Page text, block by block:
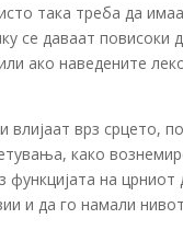
така треба да
се даваат
ако наведените
влијаат врз срцето,
како
функцијата на
и да го намали